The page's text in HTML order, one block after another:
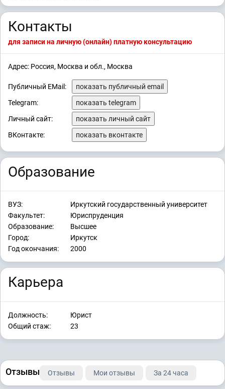
Контакты
для записи на личную (онлайн) платную консультацию
Адрес: Россия, Москва и обл., Москва
Публичный EMail:
показать публичный email
Telegram:
показать telegram
Личный сайт:
показать личный сайт
ВКонтакте:
показать вконтакте
Образование
ВУЗ:
Иркутский государственный университет
Факультет:
Юриспруденция
Образование:
Высшее
Город:
Иркутск
Год окончания:
2000
Карьера
Должность:
Юрист
Общий стаж:
23
Отзывы Отзывы Мои отзывы За 24 часа